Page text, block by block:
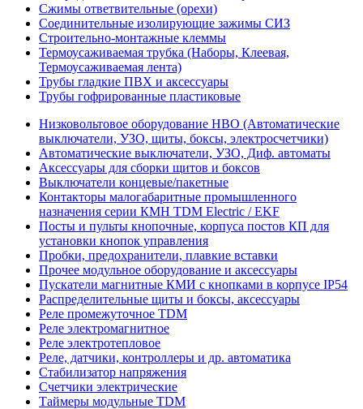
Сжимы ответвительные (орехи)
Соединительные изолирующие зажимы СИЗ
Строительно-монтажные клеммы
Термоусаживаемая трубка (Наборы, Клеевая,
Термоусаживаемая лента)
Трубы гладкие ПВХ и аксессуары
Трубы гофрированные пластиковые
Низковольтовое оборудование НВО (Автоматические
выключатели, УЗО, щиты, боксы, электросчетчики)
Автоматические выключатели, УЗО, Диф. автоматы
Аксессуары для сборки щитов и боксов
Выключатели концевые/пакетные
Контакторы малогабаритные промышленного
назначения серии КМН TDM Electric / EKF
Посты и пульты кнопочные, корпуса постов КП для
установки кнопок управления
Пробки, предохранители, плавкие вставки
Прочее модульное оборудование и аксессуары
Пускатели магнитные КМИ с кнопками в корпусе IP54
Распределительные щиты и боксы, аксессуары
Реле промежуточное TDM
Реле электромагнитное
Реле электротепловое
Реле, датчики, контроллеры и др. автоматика
Стабилизатор напряжения
Счетчики электрические
Таймеры модульные TDM